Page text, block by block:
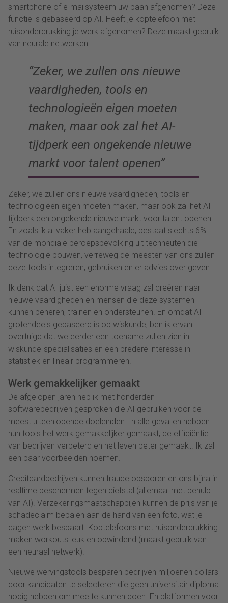
smartphone of e-mailsysteem uw baan afgenomen? Deze
functie is gebaseerd op AI. Heeft je koptelefoon met
ruisonderdrukking je werk afgenomen? Deze maakt gebruik
van neurale netwerken.
“Zeker, we zullen ons nieuwe
vaardigheden, tools en
technologieën eigen moeten
maken, maar ook zal het AI-
tijdperk een ongekende nieuwe
markt voor talent openen”
Zeker, we zullen ons nieuwe vaardigheden, tools en
technologieën eigen moeten maken, maar ook zal het AI-
tijdperk een ongekende nieuwe markt voor talent openen.
En zoals ik al vaker heb aangehaald, bestaat slechts 6%
van de mondiale beroepsbevolking uit techneuten die
technologie bouwen, verreweg de meesten van ons zullen
deze tools integreren, gebruiken en er advies over geven.
Ik denk dat AI juist een enorme vraag zal creëren naar
nieuwe vaardigheden en mensen die deze systemen
kunnen beheren, trainen en ondersteunen. En omdat AI
grotendeels gebaseerd is op wiskunde, ben ik ervan
overtuigd dat we eerder een toename zullen zien in
wiskunde-specialisaties en een bredere interesse in
statistiek en lineair programmeren.
Werk gemakkelijker gemaakt
De afgelopen jaren heb ik met honderden
softwarebedrijven gesproken die AI gebruiken voor de
meest uiteenlopende doeleinden. In alle gevallen hebben
hun tools het werk gemakkelijker gemaakt, de efficiëntie
van bedrijven verbeterd en het leven beter gemaakt. Ik zal
een paar voorbeelden noemen.
Creditcardbedrijven kunnen fraude opsporen en ons bijna in
realtime beschermen tegen diefstal (allemaal met behulp
van AI). Verzekeringsmaatschappijen kunnen de prijs van je
schadeclaim bepalen aan de hand van een foto, wat je
dagen werk bespaart. Koptelefoons met ruisonderdrukking
maken workouts leuk en opwindend (maakt gebruik van
een neuraal netwerk).
Nieuwe wervingstools besparen bedrijven miljoenen dollars
door kandidaten te selecteren die geen universitair diploma
nodig hebben om mee te kunnen doen. En platformen voor